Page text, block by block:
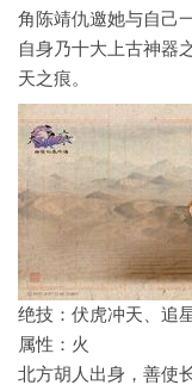
角陈靖仇邀她与自己
自身乃十大上古神器
天之痕。
绝技：伏虎冲天、追
属性：火
北方胡人出身，善使